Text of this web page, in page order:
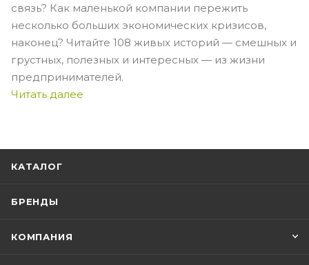
связь? Как маленькой компании пережить
несколько больших экономических кризисов,
наконец? Читайте 108 живых историй — смешных и
грустных, полезных и интересных — из жизни
предпринимателей.
Читать далее
КАТАЛОГ
БРЕНДЫ
КОМПАНИЯ